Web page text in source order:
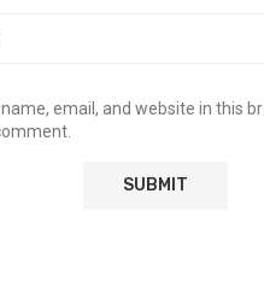
email, and website in this